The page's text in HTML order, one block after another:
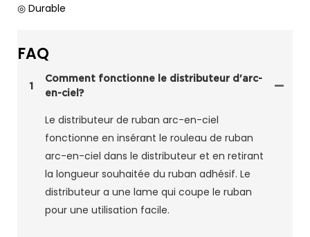
◎ Durable
FAQ
1
Comment fonctionne le distributeur d'arc-
en-ciel?
Le distributeur de ruban arc-en-ciel
fonctionne en insérant le rouleau de ruban
arc-en-ciel dans le distributeur et en retirant
la longueur souhaitée du ruban adhésif. Le
distributeur a une lame qui coupe le ruban
pour une utilisation facile.